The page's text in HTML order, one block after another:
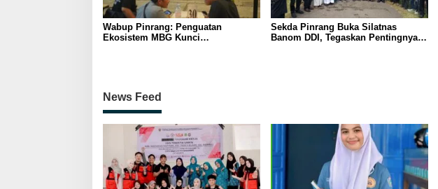
Wabup Pinrang: Penguatan
Ekosistem MBG Kunci
Sekda Pinrang Buka Silatnas
Banom DDI, Tegaskan Pentingnya
News Feed